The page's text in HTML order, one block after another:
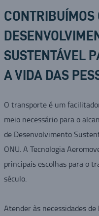
CONTRIBUÍMOS
SUSTENTÁVEL
A VIDA DAS
O transporte é um
meio necessário para o
de Desenvolvimento
ONU. A Tecnologia
principais escolhas para o
século.
Atender às necessidades